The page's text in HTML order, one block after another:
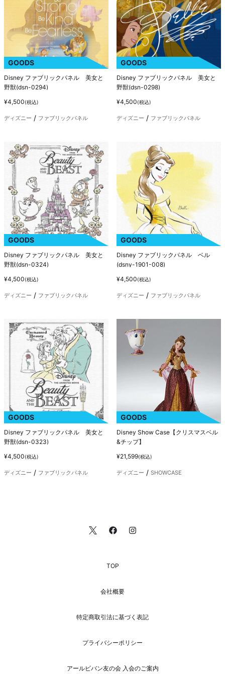
GOODS
Disney ファブリックパネル 美女と
野獣(dsn-0294)
¥4,500(税込)
ディズニー ファブリックパネル
GOODS
Disney ファブリックパネル 美女と
野獣(dsn-0298)
¥4,500(税込)
ディズニー ファブリックパネル
GOODS
Disney ファブリックパネル 美女と
野獣(dsn-0324)
¥4,500(税込)
ディズニー ファブリックパネル
GOODS
Disney ファブリックパネル ベル
(dsny-1901-008)
¥4,500(税込)
ディズニー ファブリックパネル
GOODS
Disney ファブリックパネル 美女と
野獣(dsn-0323)
¥4,500(税込)
ディズニー ファブリックパネル
GOODS
Disney Show Case【クリスマスベル
&チップ】
¥21,599(税込)
ディズニー SHOWCASE
TOP
会社概要
特定商取引法に基づく表記
プライバシーポリシー
アールビバン友の会 入会のご案内